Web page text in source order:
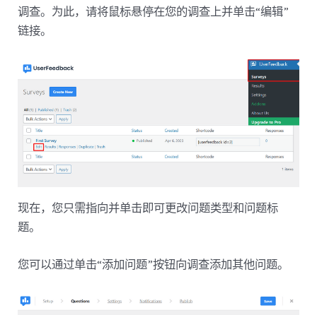
调查。为此，请将鼠标悬停在您的调查上并单击“编辑”
链接。
现在，您只需指向并单击即可更改问题类型和问题标
题。
您可以通过单击“添加问题”按钮向调查添加其他问题。